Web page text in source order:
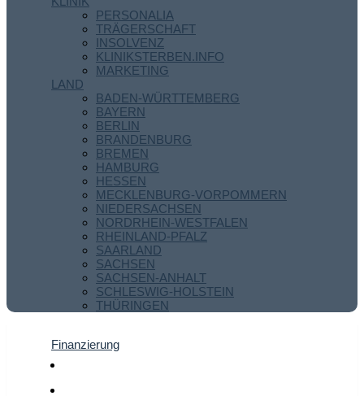
PERSONALIA
TRÄGERSCHAFT
INSOLVENZ
KLINIKSTERBEN.INFO
MARKETING
LAND
BADEN-WÜRTTEMBERG
BAYERN
BERLIN
BRANDENBURG
BREMEN
HAMBURG
HESSEN
MECKLENBURG-VORPOMMERN
NIEDERSACHSEN
NORDRHEIN-WESTFALEN
RHEINLAND-PFALZ
SAARLAND
SACHSEN
SACHSEN-ANHALT
SCHLESWIG-HOLSTEIN
THÜRINGEN
Finanzierung